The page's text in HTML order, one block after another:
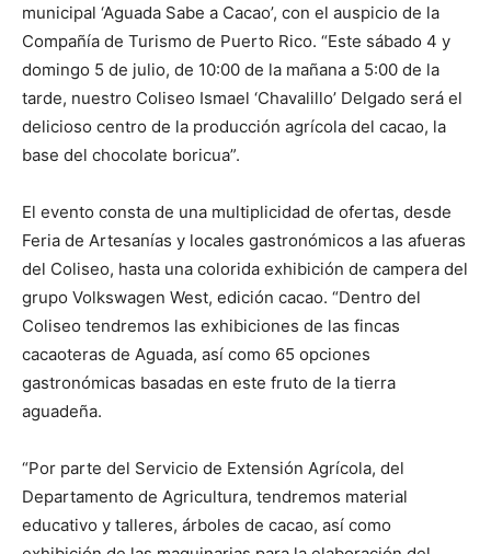
municipal ‘Aguada Sabe a Cacao’, con el auspicio de la
Compañía de Turismo de Puerto Rico. “Este sábado 4 y
domingo 5 de julio, de 10:00 de la mañana a 5:00 de la
tarde, nuestro Coliseo Ismael ‘Chavalillo’ Delgado será el
delicioso centro de la producción agrícola del cacao, la
base del chocolate boricua”.
El evento consta de una multiplicidad de ofertas, desde
Feria de Artesanías y locales gastronómicos a las afueras
del Coliseo, hasta una colorida exhibición de campera del
grupo Volkswagen West, edición cacao. “Dentro del
Coliseo tendremos las exhibiciones de las fincas
cacaoteras de Aguada, así como 65 opciones
gastronómicas basadas en este fruto de la tierra
aguadeña.
“Por parte del Servicio de Extensión Agrícola, del
Departamento de Agricultura, tendremos material
educativo y talleres, árboles de cacao, así como